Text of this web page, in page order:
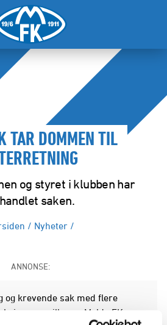
TAR DOMMEN TIL
og styret i klubben har
saken.
/ Nyheter /
ANNONSE:
og krevende sak med flere
spilleren, Molde FK og